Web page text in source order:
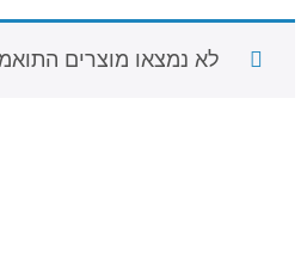
לא נמצאו מוצרים